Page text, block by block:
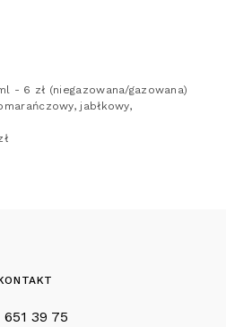
- 6 zł (niegazowana/gazowana)
jabłkowy,
651 39 75